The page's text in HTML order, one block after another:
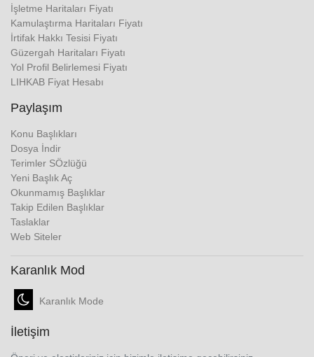
İşletme Haritaları Fiyatı
Kamulaştırma Haritaları Fiyatı
İrtifak Hakkı Tesisi Fiyatı
Güzergah Haritaları Fiyatı
Yol Profil Belirlemesi Fiyatı
LIHKAB Fiyat Hesabı
Paylaşım
Konu Başlıkları
Dosya İndir
Terimler SÖzlüğü
Yeni Başlık Aç
Okunmamış Başlıklar
Takip Edilen Başlıklar
Taslaklar
Web Siteler
Karanlık Mod
Karanlık Mode
İletişim